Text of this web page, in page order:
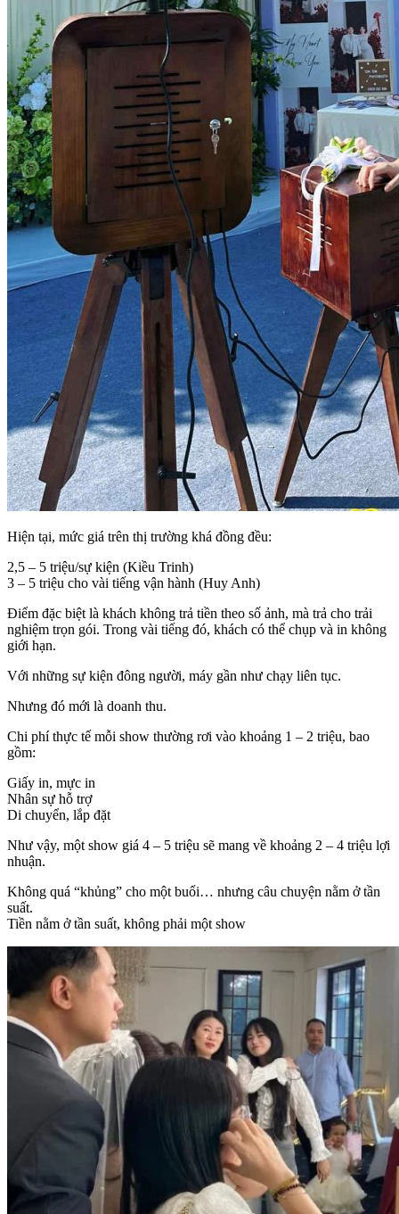
Hiện tại, mức giá trên thị trường khá đồng đều:
2,5 – 5 triệu/sự kiện (Kiều Trinh)
3 – 5 triệu cho vài tiếng vận hành (Huy Anh)
Điểm đặc biệt là khách không trả tiền theo số ảnh, mà trả cho trải
nghiệm trọn gói. Trong vài tiếng đó, khách có thể chụp và in không
giới hạn.
Với những sự kiện đông người, máy gần như chạy liên tục.
Nhưng đó mới là doanh thu.
Chi phí thực tế mỗi show thường rơi vào khoảng 1 – 2 triệu, bao
gồm:
Giấy in, mực in
Nhân sự hỗ trợ
Di chuyển, lắp đặt
Như vậy, một show giá 4 – 5 triệu sẽ mang về khoảng 2 – 4 triệu lợi
nhuận.
Không quá “khủng” cho một buổi… nhưng câu chuyện nằm ở tần
suất.
Tiền nằm ở tần suất, không phải một show